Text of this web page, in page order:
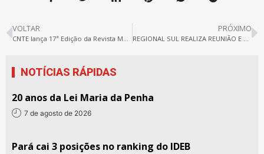
VOLTAR
CNTE lança 17ª Edição da Revista Mátria
PRÓXIMO
REGIONAL SUL REALIZA REUNIÃO E DEFINE O LOCAL DO PRÓXIMO CONGRESSO
NOTÍCIAS RÁPIDAS
20 anos da Lei Maria da Penha
7 de agosto de 2026
Pará cai 3 posições no ranking do IDEB